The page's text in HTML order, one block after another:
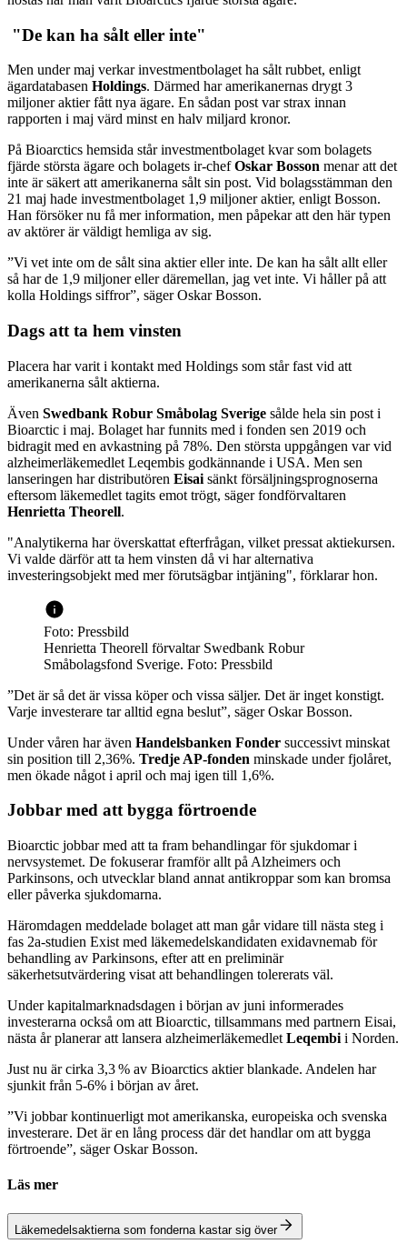
"De kan ha sålt eller inte"
Men under maj verkar investmentbolaget ha sålt rubbet, enligt
ägardatabasen Holdings. Därmed har amerikanernas drygt 3
miljoner aktier fått nya ägare. En sådan post var strax innan
rapporten i maj värd minst en halv miljard kronor.
På Bioarctics hemsida står investmentbolaget kvar som bolagets
fjärde största ägare och bolagets ir-chefOskar Bosson menar att det
inte är säkert att amerikanerna sålt sin post. Vid bolagsstämman den
21 maj hade investmentbolaget 1,9 miljoner aktier, enligt Bosson.
Han försöker nu få mer information, men påpekar att den här typen
av aktörer är väldigt hemliga av sig.
”Vi vet inte om de sålt sina aktier eller inte. De kan ha sålt allt eller
så har de 1,9 miljoner eller däremellan, jag vet inte. Vi håller på att
kolla Holdings siffror”, säger Oskar Bosson.
Dags att ta hem vinsten
Placera har varit i kontakt med Holdings som står fast vid att
amerikanerna sålt aktierna.
Även Swedbank Robur Småbolag Sverige sålde hela sin post i
Bioarctic i maj. Bolaget har funnits med i fonden sen 2019 och
bidragit med en avkastning på 78%. Den största uppgången var vid
alzheimerläkemedlet Leqembis godkännande i USA. Men sen
lanseringen har distributören Eisai sänkt försäljningsprognoserna
eftersom läkemedlet tagits emot trögt, säger fondförvaltaren
Henrietta Theorell.
"Analytikerna har överskattat efterfrågan, vilket pressat aktiekursen.
Vi valde därför att ta hem vinsten då vi har alternativa
investeringsobjekt med mer förutsägbar intjäning", förklarar hon.
Foto: Pressbild
Henrietta Theorell förvaltar Swedbank Robur
Småbolagsfond Sverige. Foto: Pressbild
”Det är så det är vissa köper och vissa säljer. Det är inget konstigt.
Varje investerare tar alltid egna beslut”, säger Oskar Bosson.
Under våren har även Handelsbanken Fonder successivt minskat
sin position till 2,36%. Tredje AP-fonden minskade under fjolåret,
men ökade något i april och maj igen till 1,6%.
Jobbar med att bygga förtroende
Bioarctic jobbar med att ta fram behandlingar för sjukdomar i
nervsystemet. De fokuserar framför allt på Alzheimers och
Parkinsons, och utvecklar bland annat antikroppar som kan bromsa
eller påverka sjukdomarna.
Häromdagen meddelade bolaget att man går vidare till nästa steg i
fas 2a-studien Exist med läkemedelskandidaten exidavnemab för
behandling av Parkinsons, efter att en preliminär
säkerhetsutvärdering visat att behandlingen tolererats väl.
Under kapitalmarknadsdagen i början av juni informerades
investerarna också om att Bioarctic, tillsammans med partnern Eisai,
nästa år planerar att lansera alzheimerläkemedlet Leqembi i Norden.
Just nu är cirka 3,3 % av Bioarctics aktier blankade. Andelen har
sjunkit från 5-6% i början av året.
”Vi jobbar kontinuerligt mot amerikanska, europeiska och svenska
investerare. Det är en lång process där det handlar om att bygga
förtroende”, säger Oskar Bosson.
Läs mer
Läkemedelsaktierna som fonderna kastar sig över